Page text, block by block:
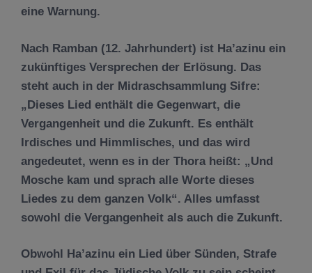
eine Warnung.
Nach Ramban (12. Jahrhundert) ist Ha’azinu ein
zukünftiges Versprechen der Erlösung. Das
steht auch in der Midraschsammlung Sifre:
„Dieses Lied enthält die Gegenwart, die
Vergangenheit und die Zukunft. Es enthält
Irdisches und Himmlisches, und das wird
angedeutet, wenn es in der Thora heißt: „Und
Mosche kam und sprach alle Worte dieses
Liedes zu dem ganzen Volk“. Alles umfasst
sowohl die Vergangenheit als auch die Zukunft.
Obwohl Ha’azinu ein Lied über Sünden, Strafe